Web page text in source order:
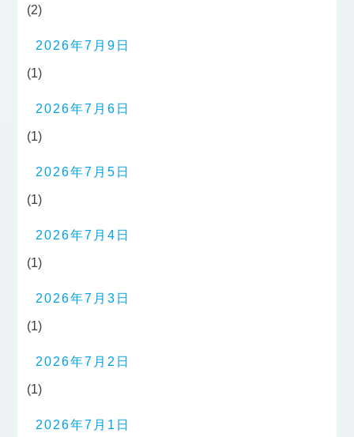
(2)
2026年7月9日
(1)
2026年7月6日
(1)
2026年7月5日
(1)
2026年7月4日
(1)
2026年7月3日
(1)
2026年7月2日
(1)
2026年7月1日